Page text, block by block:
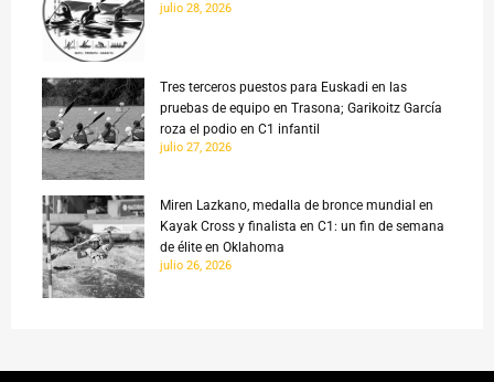
julio 28, 2026
Tres terceros puestos para Euskadi en las
pruebas de equipo en Trasona; Garikoitz García
roza el podio en C1 infantil
julio 27, 2026
Miren Lazkano, medalla de bronce mundial en
Kayak Cross y finalista en C1: un fin de semana
de élite en Oklahoma
julio 26, 2026